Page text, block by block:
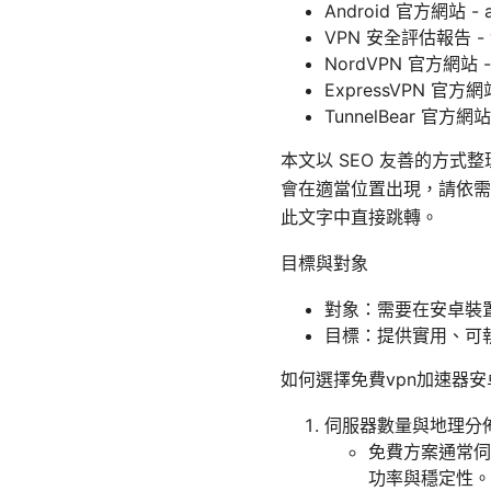
Android 官方網站 -
VPN 安全評估報告 -
NordVPN 官方網站
ExpressVPN 官方
TunnelBear 官方網
本文以 SEO 友善的方式
會在適當位置出現，請依
此文字中直接跳轉。
目標與對象
對象：需要在安卓裝
目標：提供實用、
如何選擇免費vpn加速器
伺服器數量與地理分
免費方案通常
功率與穩定性。